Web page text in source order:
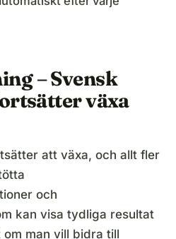
– Svensk
växa
att växa, och allt fler
och
kan visa tydliga resultat
man vill bidra till